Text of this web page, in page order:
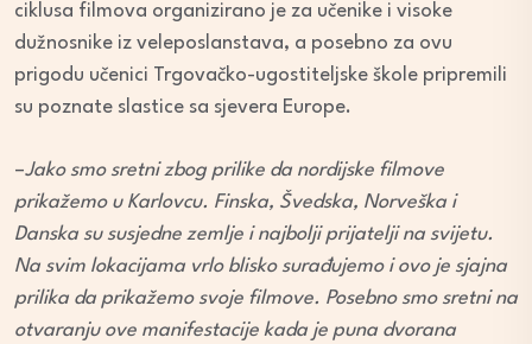
ciklusa filmova organizirano je za učenike i visoke
dužnosnike iz veleposlanstava, a posebno za ovu
prigodu učenici Trgovačko-ugostiteljske škole pripremili
su poznate slastice sa sjevera Europe.
–Jako smo sretni zbog prilike da nordijske filmove
prikažemo u Karlovcu. Finska, Švedska, Norveška i
Danska su susjedne zemlje i najbolji prijatelji na svijetu.
Na svim lokacijama vrlo blisko surađujemo i ovo je sjajna
prilika da prikažemo svoje filmove. Posebno smo sretni na
otvaranju ove manifestacije kada je puna dvorana